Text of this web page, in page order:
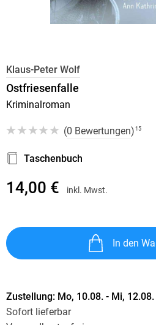
Klaus-Peter Wolf
Ostfriesenfalle
Kriminalroman
(0 Bewertungen) 15
Taschenbuch
14,00 € inkl. Mwst.
In den
Zustellung: Mo, 10.08. - Mi, 12.08.
Sofort lieferbar